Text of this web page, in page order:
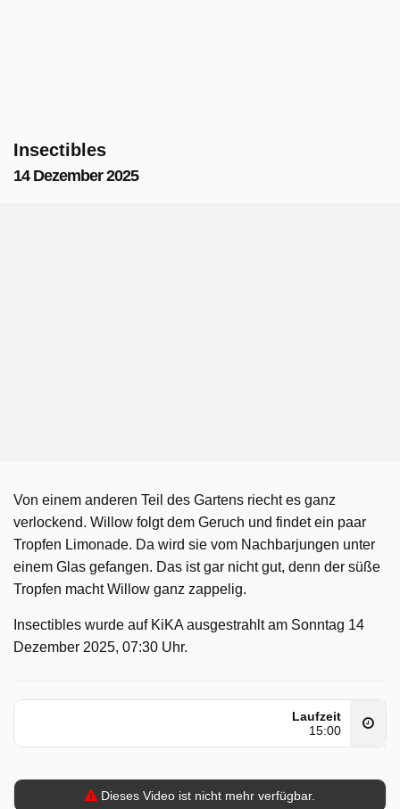
Insectibles
14 Dezember 2025
Von einem anderen Teil des Gartens riecht es ganz
verlockend. Willow folgt dem Geruch und findet ein paar
Tropfen Limonade. Da wird sie vom Nachbarjungen unter
einem Glas gefangen. Das ist gar nicht gut, denn der süße
Tropfen macht Willow ganz zappelig.
Insectibles wurde auf KiKA ausgestrahlt am Sonntag 14
Dezember 2025, 07:30 Uhr.
Laufzeit
15:00
Dieses Video ist nicht mehr verfügbar.